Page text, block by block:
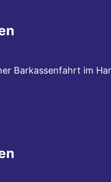
Barkassenfahrt im